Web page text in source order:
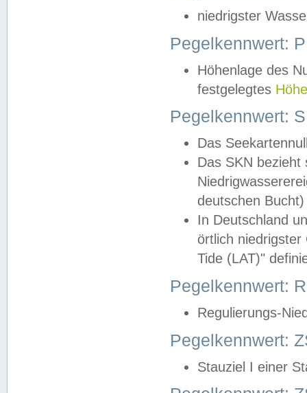
niedrigster
Pegelkennwert:
Höhenlage des
festgelegtes
Pegelkennwert:
Das
Das SKN
deutschen
In Deutschland
örtlich
Tide (LAT)"
Pegelkennwert:
Regulierungs-
Pegelkennwert:
Stauziel I einer